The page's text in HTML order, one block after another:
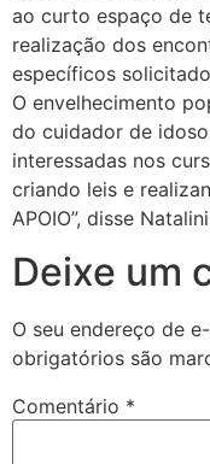
ao curto espaço de
realização dos
específicos
O envelhecimento
do cuidador de
interessadas nos
criando leis e
APOIO”, disse
Deixe um
O seu endereço de
obrigatórios são
Comentário *